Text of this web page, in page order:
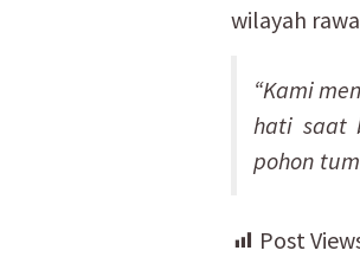
wilayah
“Kami
hati saat
pohon
Post